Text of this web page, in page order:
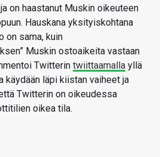
on haastanut Muskin oikeuteen
Hauskana yksityiskohtana
on sama, kuin
Muskin ostoaikeita vastaan
Twitterin twiittaamalla yllä
käydään läpi kiistan vaiheet ja
Twitterin on oikeudessa
oikea tila.